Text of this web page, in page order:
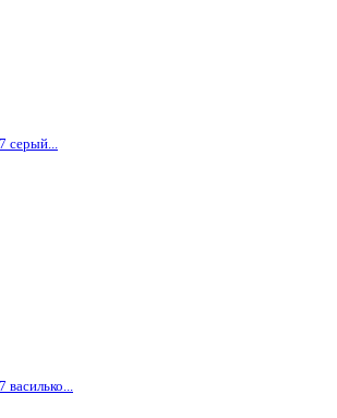
василько...